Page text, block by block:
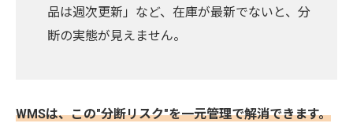
品は週次更新」など、在庫が最新でないと、分
断の実態が見えません。
WMSは、この"分断リスク"を一元管理で解消できます。